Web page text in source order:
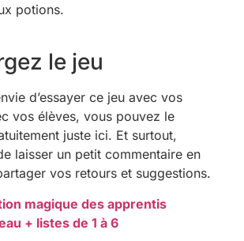
potions.
le jeu
d’essayer ce jeu avec vos
vos élèves, vous pouvez le
juste ici. Et surtout,
laisser un petit commentaire en
vos retours et suggestions.
magique des apprentis
+ listes de 1 à 6